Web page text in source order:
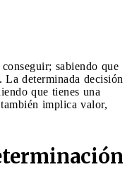
sabiendo que
La determinada decisión
que tienes una
implica valor,